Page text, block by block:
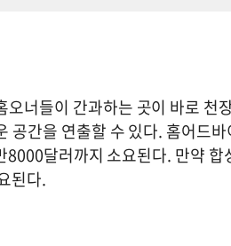
오너들이 간과하는 곳이 바로 천
공간을 연출할 수 있다. 홈어드
8000달러까지 소요된다. 만약
된다.